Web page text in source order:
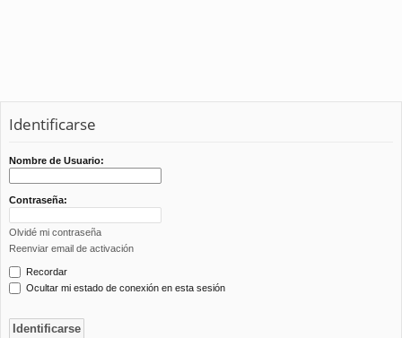
Identificarse
Nombre de Usuario:
Contraseña:
Olvidé mi contraseña
Reenviar email de activación
Recordar
Ocultar mi estado de conexión en esta sesión